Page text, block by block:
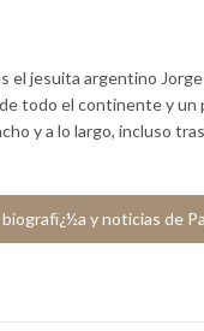
el jesuita argentino
todo el continente y un
y a lo largo, incluso
y noticias de